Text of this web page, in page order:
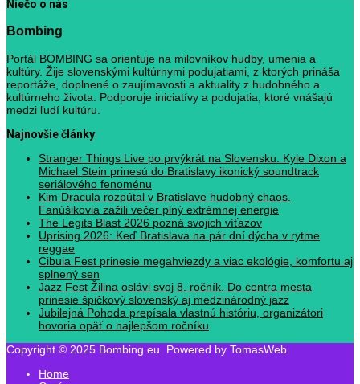
Niečo o nás
Bombing
Portál BOMBING sa orientuje na milovníkov hudby, umenia a
kultúry. Žije slovenskými kultúrnymi podujatiami, z ktorých prináša
reportáže, doplnené o zaujímavosti a aktuality z hudobného a
kultúrneho života. Podporuje iniciatívy a podujatia, ktoré vnášajú
medzi ľudí kultúru.
Najnovšie články
Stranger Things Live po prvýkrát na Slovensku. Kyle Dixon a
Michael Stein prinesú do Bratislavy ikonický soundtrack
seriálového fenoménu
Kim Dracula rozpútal v Bratislave hudobný chaos.
Fanúšikovia zažili večer plný extrémnej energie
The Legits Blast 2026 pozná svojich víťazov
Uprising 2026: Keď Bratislava na pár dní dýcha v rytme
reggae
Cibula Fest prinesie megahviezdy a viac ekológie, komfortu aj
splnený sen
Jazz Fest Žilina oslávi svoj 8. ročník. Do centra mesta
prinesie špičkový slovenský aj medzinárodný jazz
Jubilejná Pohoda prepísala vlastnú históriu, organizátori
hovoria opäť o najlepšom ročníku
Copyright © 2025 Bombing.eu. Powered by TomasWeb.
Home